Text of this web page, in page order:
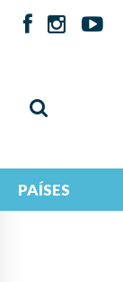
PAÍSES